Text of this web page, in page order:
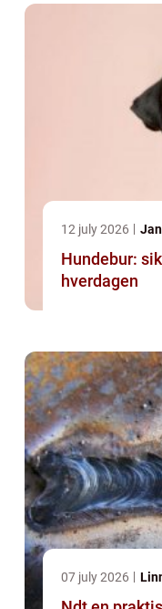
12 july 2026
Hundebur:
hverdagen
07 july 2026